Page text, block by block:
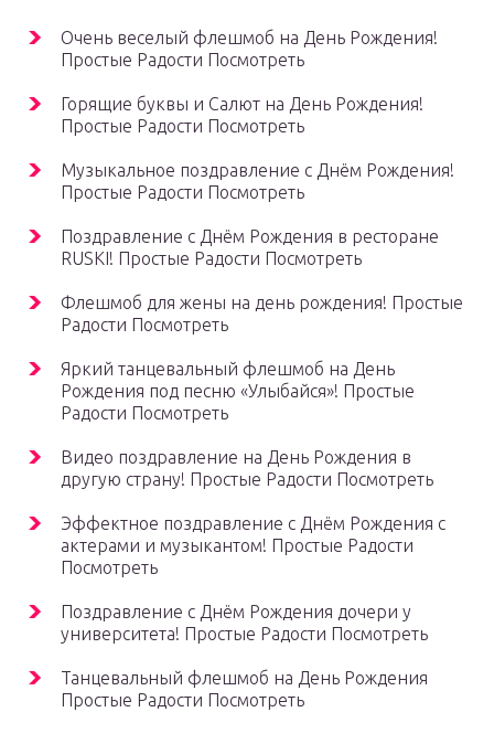
Очень веселый флешмоб на День Рождения!
Простые Радости Посмотреть
Горящие буквы и Салют на День Рождения!
Простые Радости Посмотреть
Музыкальное поздравление с Днём Рождения!
Простые Радости Посмотреть
Поздравление с Днём Рождения в ресторане
RUSKI! Простые Радости Посмотреть
Флешмоб для жены на день рождения! Простые
Радости Посмотреть
Яркий танцевальный флешмоб на День
Рождения под песню «Улыбайся»! Простые
Радости Посмотреть
Видео поздравление на День Рождения в
другую страну! Простые Радости Посмотреть
Эффектное поздравление с Днём Рождения с
актерами и музыкантом! Простые Радости
Посмотреть
Поздравление с Днём Рождения дочери у
университета! Простые Радости Посмотреть
Танцевальный флешмоб на День Рождения
Простые Радости Посмотреть